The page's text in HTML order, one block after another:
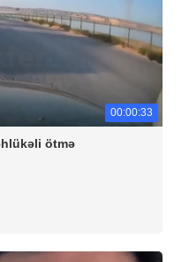
00:00:33
ötmə